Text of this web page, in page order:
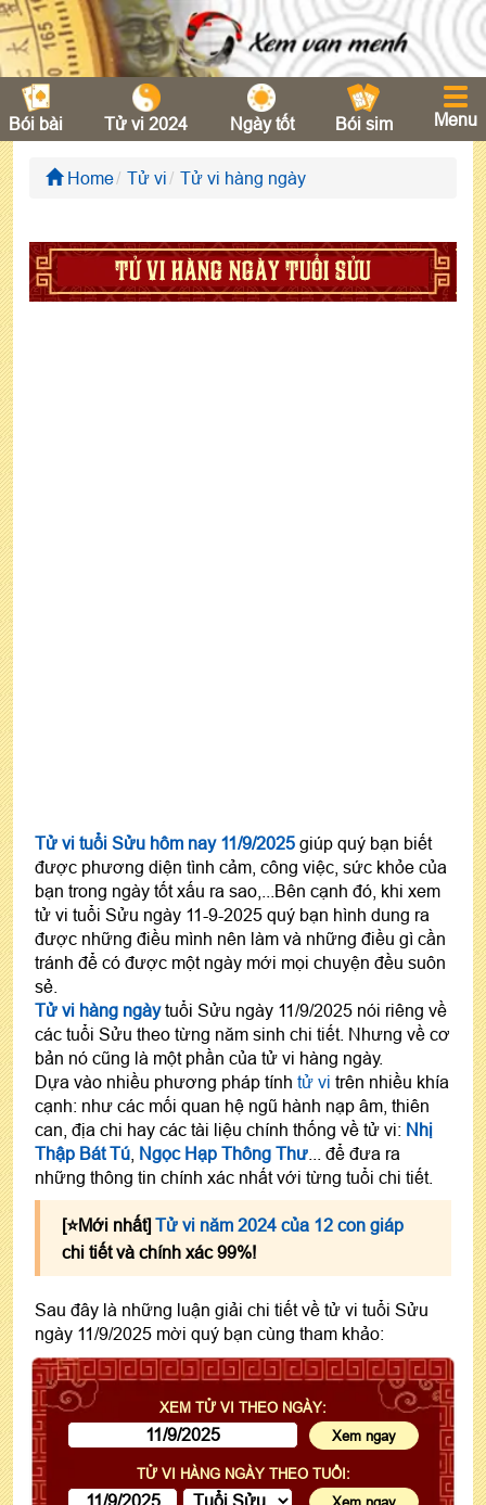
Bói bài Tử vi 2024 Ngày tốt Bói sim Menu
Home Tử vi Tử vi hàng ngày
TỬ VI HÀNG NGÀY TUỔI SỬU
Tử vi tuổi Sửu hôm nay 11/9/2025 giúp quý bạn biết
được phương diện tình cảm, công việc, sức khỏe của
bạn trong ngày tốt xấu ra sao,...Bên cạnh đó, khi xem
tử vi tuổi Sửu ngày 11-9-2025 quý bạn hình dung ra
được những điều mình nên làm và những điều gì cần
tránh để có được một ngày mới mọi chuyện đều suôn
sẻ.
Tử vi hàng ngàytuổi Sửu ngày 11/9/2025 nói riêng về
các tuổi Sửu theo từng năm sinh chi tiết. Nhưng về cơ
bản nó cũng là một phần của tử vi hàng ngày.
Dựa vào nhiều phương pháp tính tử vi trên nhiều khía
cạnh: như các mối quan hệ ngũ hành nạp âm, thiên
can, địa chi hay các tài liệu chính thống về tử vi: Nhị
Thập Bát Tú Ngọc Hạp Thông Thư ... để đưa ra
những thông tin chính xác nhất với từng tuổi chi tiết.
[⭐️Mới nhất] Tử vi năm 2024 của 12 con giáp
chi tiết và chính xác 99%!
Sau đây là những luận giải chi tiết về tử vi tuổi Sửu
ngày 11/9/2025 mời quý bạn cùng tham khảo:
XEM TỬ VI THEO NGÀY:
TỬ VI HÀNG NGÀY THEO TUỔI: